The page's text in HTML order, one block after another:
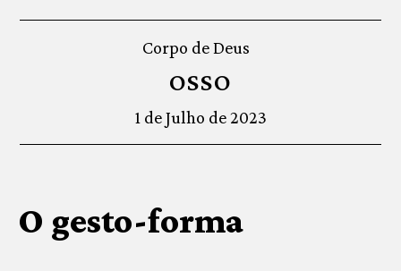
Corpo de Deus
OSSO
1 de Julho de 2023
O gesto-forma